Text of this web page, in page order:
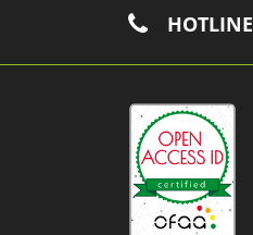
HOTLINE